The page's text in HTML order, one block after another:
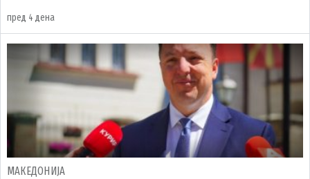
пред 4 дена
МАКЕДОНИЈА